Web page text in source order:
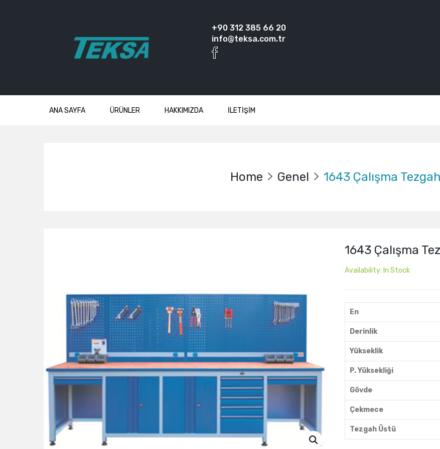
+90 312 385 66 20
info@teksa.com.tr
ANA SAYFA ÜRÜNLER HAKKIMIZDA İLETİŞİM
Home Genel 1643 Çalışma
1643 Çalışma
Availability: In Stock
En
Derinlik
Yükseklik
P. Yüksekliği
Gövde
Çekmece
Tezgah Üstü